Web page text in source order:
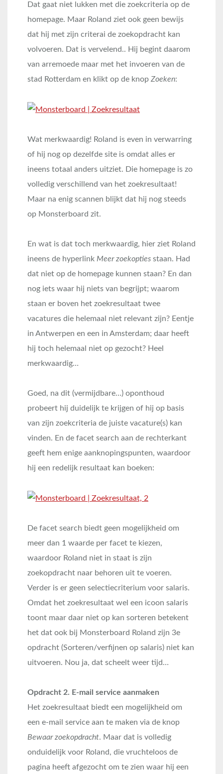
Dat gaat niet lukken met die zoekcriteria op de
homepage. Maar Roland ziet ook geen bewijs
dat hij met zijn criterai de zoekopdracht kan
volvoeren. Dat is vervelend.. Hij begint daarom
van arremoede maar met het invoeren van de
stad Rotterdam en klikt op de knop Zoeken:
Wat merkwaardig! Roland is even in verwarring
of hij nog op dezelfde site is omdat alles er
ineens totaal anders uitziet. Die homepage is zo
volledig verschillend van het zoekresultaat!
Maar na enig scannen blijkt dat hij nog steeds
op Monsterboard zit.
En wat is dat toch merkwaardig, hier ziet Roland
ineens de hyperlink Meer zoekopties staan. Had
dat niet op de homepage kunnen staan? En dan
nog iets waar hij niets van begrijpt; waarom
staan er boven het zoekresultaat twee
vacatures die helemaal niet relevant zijn? Eentje
in Antwerpen en een in Amsterdam; daar heeft
hij toch helemaal niet op gezocht? Heel
merkwaardig…
Goed, na dit (vermijdbare…) oponthoud
probeert hij duidelijk te krijgen of hij op basis
van zijn zoekcriteria de juiste vacature(s) kan
vinden. En de facet search aan de rechterkant
geeft hem enige aanknopingspunten, waardoor
hij een redelijk resultaat kan boeken:
De facet search biedt geen mogelijkheid om
meer dan 1 waarde per facet te kiezen,
waardoor Roland niet in staat is zijn
zoekopdracht naar behoren uit te voeren.
Verder is er geen selectiecriterium voor salaris.
Omdat het zoekresultaat wel een icoon salaris
toont maar daar niet op kan sorteren betekent
het dat ook bij Monsterboard Roland zijn 3e
opdracht (Sorteren/verfijnen op salaris) niet kan
uitvoeren. Nou ja, dat scheelt weer tijd…
Opdracht 2. E-mail service aanmaken
Het zoekresultaat biedt een mogelijkheid om
een e-mail service aan te maken via de knop
Bewaar zoekopdracht. Maar dat is volledig
onduidelijk voor Roland, die vruchteloos de
pagina heeft afgezocht om te zien waar hij een